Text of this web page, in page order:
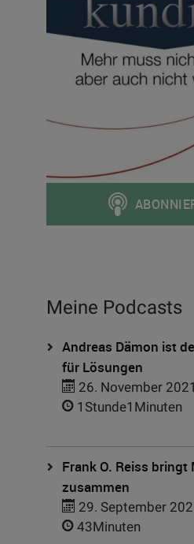
Meine Podcasts
Andreas Dämon ist
für Lösungen
26. November 2021
1Stunde1Minuten
Frank O. Reiss bringt
zusammen
29. September
43Minuten